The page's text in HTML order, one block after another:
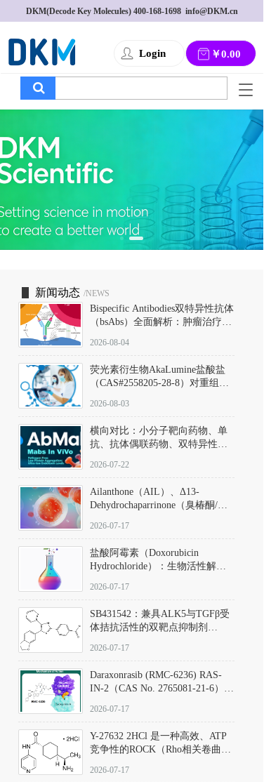
DKM(Decode Key Molecules) 400-168-1698
  info@DKM.cn
Login ￥0.00
T
g
g
l
a
v
i
g
a
新闻动态 /NEWS
Bispecific Antibodies双特异性抗体
（bsAbs）全面解析：肿瘤治疗的
2026-08-04
荧光素衍生物AkaLumine盐酸盐
（CAS#2558205-28-8）对重组萤
数（Km）为2.06 μM；其近红外
发光特性赋予优异的组织穿透能
力，大幅增强成像信噪比，从而
实现活体动物模型中极低给药剂
量下的高灵敏度、非侵入式生物
2026-08-03
横向对比：小分子靶向药物、单
抗、抗体偶联药物、双特异性抗
及应用瓶颈
2026-07-22
Ailanthone（AIL）、Δ13-
Dehydrochaparrinone（臭椿酮/臭
DKM货号 D806885
2026-07-17
盐酸阿霉素（Doxorubicin
Hydrochloride）：生物活性解
范
2026-07-17
SB431542：兼具ALK5与TGFβ受
体拮抗活性的双靶点抑制剂
D801067）
2026-07-17
Daraxonrasib (RMC-6236) RAS-
IN-2（CAS No. 2765081-21-6）：
向KRAS/NRAS/HRAS的广谱RAS
2026-07-17
Y-27632 2HCl 是一种高效、ATP
竞争性的ROCK（Rho相关卷曲螺
同等抑制ROCK1与ROCK2；其通
2026-07-17